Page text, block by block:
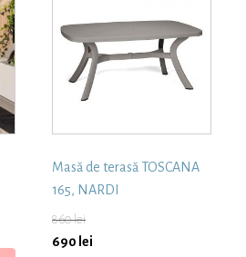
Masă de terasă TOSCANA
165, NARDI
860lei
690 lei